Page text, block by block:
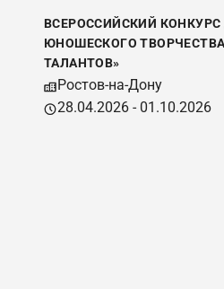
ВСЕРОССИЙСКИЙ КОНКУРС
ЮНОШЕСКОГО
ТАЛАНТОВ»
Ростов-на-Дону
28.04.2026 - 01.10.2026